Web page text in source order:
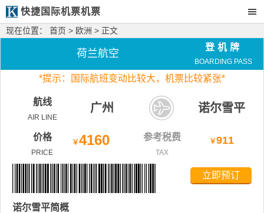
快捷国际机票机票
现在位置： 首页 > 欧洲 > 正文
荷兰航空
登机牌
BOARDING PASS
*提示：国际航班变动比较大， 机票比较紧张*
航线
AIR LINE
广州 诺尔雪平
价格
PRICE
￥4160 参考税费
TAX
￥911
立即预订
诺尔雪平简概